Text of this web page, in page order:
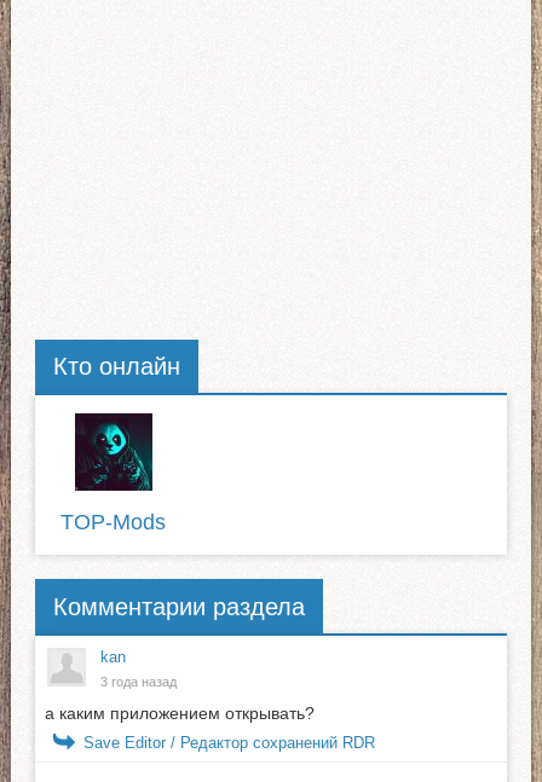
Кто онлайн
TOP-Mods
Комментарии раздела
kan
3 года назад
а каким приложением открывать?
Save Editor / Редактор сохранений RDR